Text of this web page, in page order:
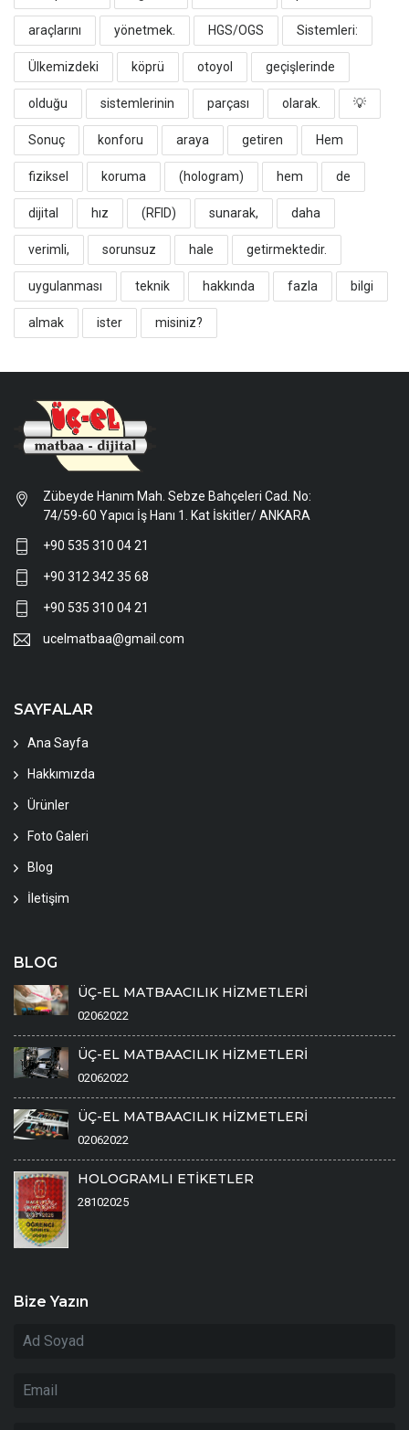
araçlarını yönetmek. ​HGS/OGS Sistemleri:
Ülkemizdeki köprü otoyol geçişlerinde
olduğu sistemlerinin parçası olarak. ​💡
Sonuç konforu araya getiren Hem
fiziksel koruma (hologram) hem de
dijital hız (RFID) sunarak, daha
verimli, sorunsuz hale getirmektedir.
uygulanması teknik hakkında fazla bilgi
almak ister misiniz?
Zübeyde Hanım Mah. Sebze Bahçeleri Cad. No:
74/59-60 Yapıcı İş Hanı 1. Kat İskitler/ ANKARA
+90 535 310 04 21
+90 312 342 35 68
+90 535 310 04 21
ucelmatbaa@gmail.com
SAYFALAR
Ana Sayfa
Hakkımızda
Ürünler
Foto Galeri
Blog
İletişim
BLOG
ÜÇ-EL MATBAACILIK HİZMETLERİ
02062022
ÜÇ-EL MATBAACILIK HİZMETLERİ
02062022
ÜÇ-EL MATBAACILIK HİZMETLERİ
02062022
HOLOGRAMLI ETİKETLER
28102025
Bize Yazın